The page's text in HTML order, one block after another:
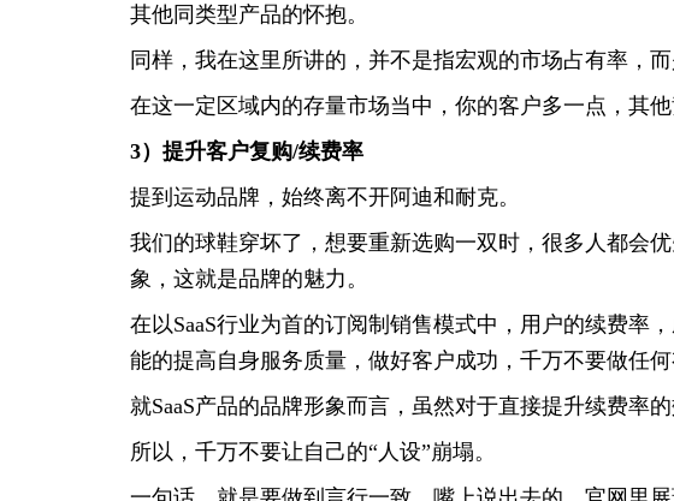
其他同类型产品的怀抱。
同样，我在这里所讲的，并不是指宏观的市场占有率，
在这一定区域内的存量市场当中，你的客户多一点，其
3）提升客户复购/续费率
提到运动品牌，始终离不开阿迪和耐克。
我们的球鞋穿坏了，想要重新选购一双时，很多人都会
象，这就是品牌的魅力。
在以SaaS行业为首的订阅制销售模式中，用户的续费率
能的提高自身服务质量，做好客户成功，千万不要做任何
就SaaS产品的品牌形象而言，虽然对于直接提升续费率
所以，千万不要让自己的“人设”崩塌。